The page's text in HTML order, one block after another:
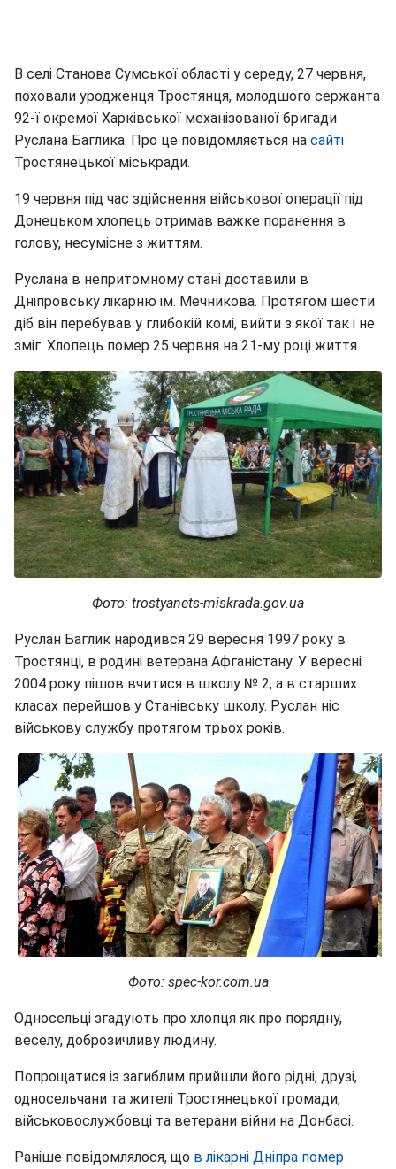
В селі Станова Сумської області у середу, 27 червня,
поховали уродженця Тростянця, молодшого сержанта
92-ї окремої Харківської механізованої бригади
Руслана Баглика. Про це повідомляється на сайті
Тростянецької міськради.
19 червня під час здійснення військової операції під
Донецьком хлопець отримав важке поранення в
голову, несумісне з життям.
Руслана в непритомному стані доставили в
Дніпровську лікарню ім. Мечникова. Протягом шести
діб він перебував у глибокій комі, вийти з якої так і не
зміг. Хлопець помер 25 червня на 21-му році життя.
Фото: trostyanets-miskrada.gov.ua
Руслан Баглик народився 29 вересня 1997 року в
Тростянці, в родині ветерана Афганістану. У вересні
2004 року пішов вчитися в школу № 2, а в старших
класах перейшов у Станівську школу. Руслан ніс
військову службу протягом трьох років.
Фото: spec-kor.com.ua
Односельці згадують про хлопця як про порядну,
веселу, доброзичливу людину.
Попрощатися із загиблим прийшли його рідні, друзі,
односельчани та жителі Тростянецької громади,
військовослужбовці та ветерани війни на Донбасі.
Раніше повідомлялося, що в лікарні Дніпра помер